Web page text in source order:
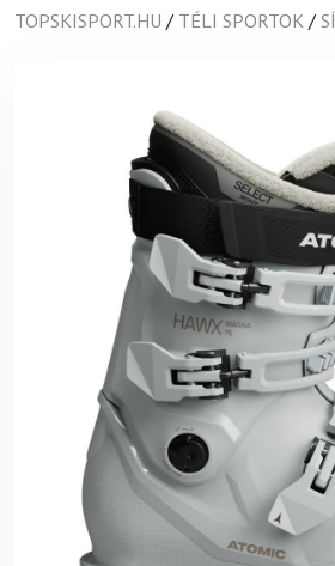
TOPSKISPORT.HU / TÉLI SPORTOK /